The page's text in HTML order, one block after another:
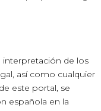
interpretación de los
así como cualquier
este portal, se
española en la